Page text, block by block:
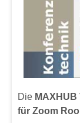
Die
für Zoom